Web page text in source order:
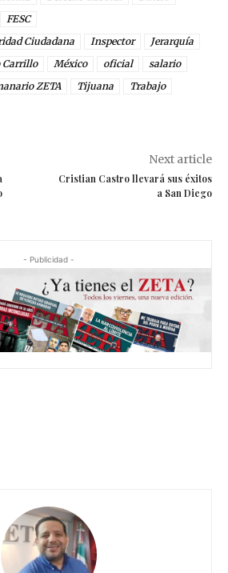
FESC
Ciudadana
Inspector
Jerarquía
Carrillo México oficial
salario
ZETA Tijuana
Trabajo
Next article
Cristian Castro llevará sus éxitos
a San Diego
- Publicidad -